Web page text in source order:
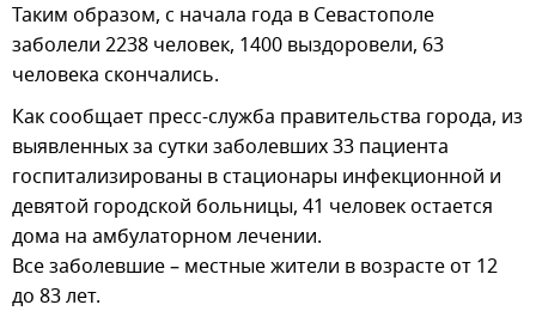
Таким образом, с начала года в Севастополе
заболели 2238 человек, 1400 выздоровели, 63
человека скончались.
Как сообщает пресс-служба правительства города, из
выявленных за сутки заболевших 33 пациента
госпитализированы в стационары инфекционной и
девятой городской больницы, 41 человек остается
дома на амбулаторном лечении.
Все заболевшие – местные жители в возрасте от 12
до 83 лет.